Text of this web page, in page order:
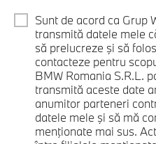
Sunt de acord ca Grup
transmită datele mele
să prelucreze şi să
contacteze pentru
BMW Romania S.R.L.
transmită aceste date
anumitor parteneri
datele mele şi să mă
menţionate mai sus.